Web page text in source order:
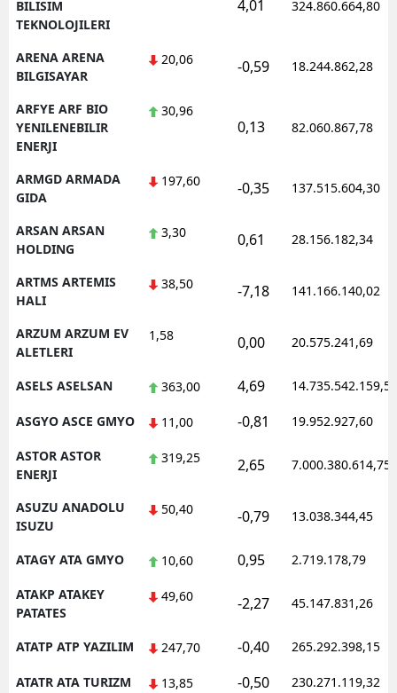
BILISIM
TEKNOLOJILERI
4,01 324.860.664,80
ARENA ARENA
BILGISAYAR
20,06 -0,59 18.244.862,28
ARFYE ARF BIO
YENILENEBILIR
ENERJI
30,96
0,13 82.060.867,78
ARMGD ARMADA
GIDA
197,60 -0,35 137.515.604,30
ARSAN ARSAN
HOLDING
3,30 0,61 28.156.182,34
ARTMS ARTEMIS
HALI
38,50 -7,18 141.166.140,02
ARZUM ARZUM EV
ALETLERI
1,58 0,00 20.575.241,69
ASELS ASELSAN 363,00 4,69 14.735.542.159,50
ASGYO ASCE GMYO 11,00 -0,81 19.952.927,60
ASTOR ASTOR
ENERJI
319,25 2,65 7.000.380.614,75
ASUZU ANADOLU
ISUZU
50,40 -0,79 13.038.344,45
ATAGY ATA GMYO 10,60 0,95 2.719.178,79
ATAKP ATAKEY
PATATES
49,60 -2,27 45.147.831,26
ATATP ATP YAZILIM 247,70 -0,40 265.292.398,15
ATATR ATA TURIZM 13,85 -0,50 230.271.119,32